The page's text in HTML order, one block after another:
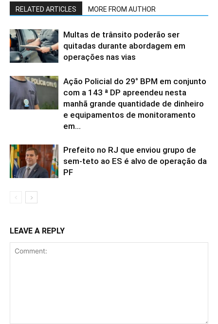
RELATED ARTICLES MORE FROM AUTHOR
Multas de trânsito poderão ser
quitadas durante abordagem em
operações nas vias
Ação Policial do 29° BPM em conjunto
com a 143 ª DP apreendeu nesta
manhã grande quantidade de dinheiro
e equipamentos de monitoramento
em...
Prefeito no RJ que enviou grupo de
sem-teto ao ES é alvo de operação da
PF
LEAVE A REPLY